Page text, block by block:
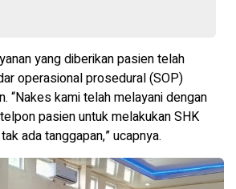
yang diberikan pasien telah
operasional prosedural (SOP)
“Nakes kami telah melayani dengan
pasien untuk melakukan SHK
ada tanggapan,” ucapnya.